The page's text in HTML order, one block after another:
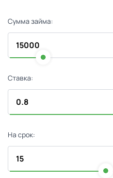
Сумма займа:
Ставка:
На срок: